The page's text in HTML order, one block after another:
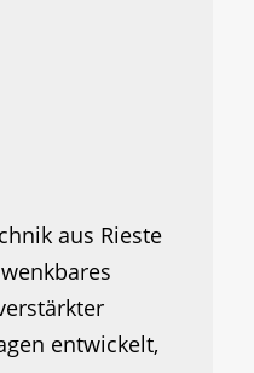
aus Rieste
entwickelt,